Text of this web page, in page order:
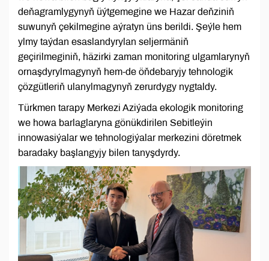
deňagramlygynyň üýtgemegine we Hazar deňziniň
suwunyň çekilmegine aýratyn üns berildi. Şeýle hem
ylmy taýdan esaslandyrylan seljermäniň
geçirilmeginiň, häzirki zaman monitoring ulgamlarynyň
ornaşdyrylmagynyň hem-de öňdebaryjy tehnologik
çözgütleriň ulanylmagynyň zerurdygy nygtaldy.
Türkmen tarapy Merkezi Aziýada ekologik monitoring
we howa barlaglaryna gönükdirilen Sebitleýin
innowasiýalar we tehnologiýalar merkezini döretmek
baradaky başlangyjy bilen tanyşdyrdy.